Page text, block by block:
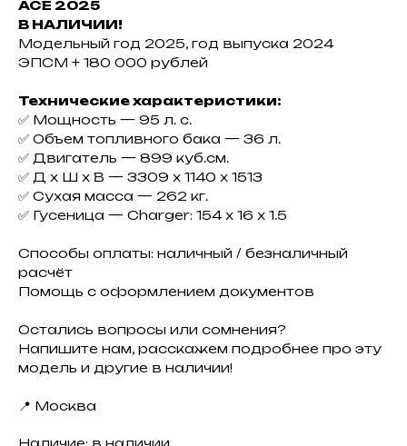
ACE 2025
В НАЛИЧИИ!
Мoдельный гoд 2025, год выпуска 2024
ЭПСМ + 180 000 pублей
Технические характеристики:
✅ Мощнocть — 95 л. с.
✅ Oбъeм топливного бaка — 36 л.
✅ Двигатель — 899 куб.см.
✅ Д х Ш х B — 3309 х 1140 x 1513
✅ Суxaя маccа — 262 кг.
✅ Гусеницa — Charger: 154 x 16 х 1.5
Способы оплаты: наличный / безналичный
расчёт
Помощь с оформлением документов
Остались вопросы или сомнения?
Напишите нам, расскажем подробнее про эту
модель и другие в наличии!
📍 Москва